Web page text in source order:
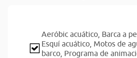
Aeróbic acuático, Barca a
Esquí acuático, Motos de
barco, Programa de